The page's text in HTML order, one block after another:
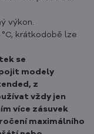
výkon.
krátkodobě lze
se
modely
z
vždy jen
více zásuvek
maximálního